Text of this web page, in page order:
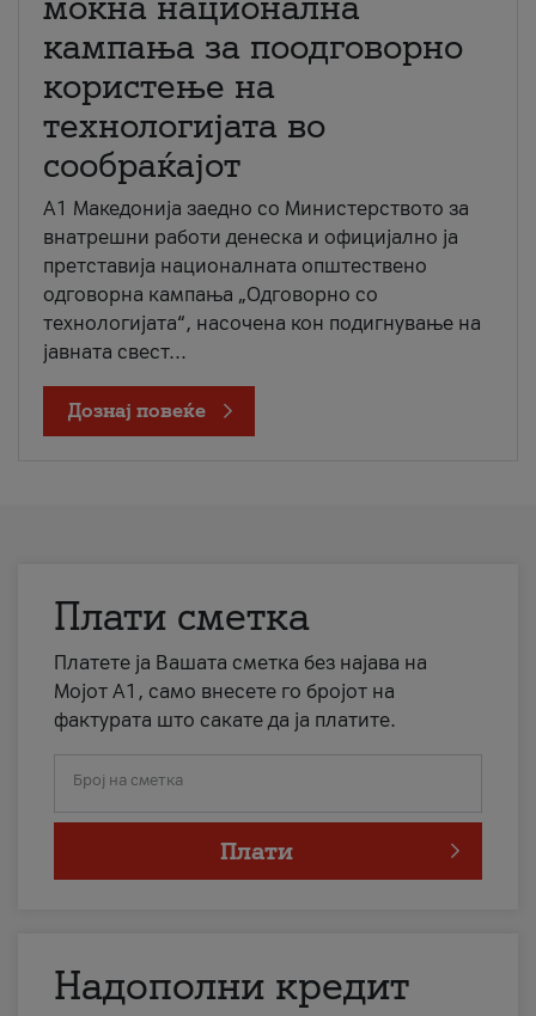
кампања за поодговорно
користење на
технологијата во
сообраќајот
A1 Македонија заедно со Министерството за
внатрешни работи денеска и официјално ја
претставија националната општествено
одговорна кампања „Одговорно со
технологијата“, насочена кон подигнување на
јавната свест...
Дознај повеќе
Плати сметка
Платете ја Вашата сметка без најава на
Мојот А1, само внесете го бројот на
фактурата што сакате да ја платите.
Број на сметка
Плати
Надополни кредит